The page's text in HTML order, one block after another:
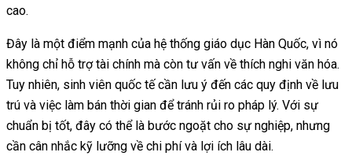
cao.
Đây là một điểm mạnh của hệ thống giáo dục Hàn Quốc, vì nó
không chỉ hỗ trợ tài chính mà còn tư vấn về thích nghi văn hóa.
Tuy nhiên, sinh viên quốc tế cần lưu ý đến các quy định về lưu
trú và việc làm bán thời gian để tránh rủi ro pháp lý. Với sự
chuẩn bị tốt, đây có thể là bước ngoặt cho sự nghiệp, nhưng
cần cân nhắc kỹ lưỡng về chi phí và lợi ích lâu dài.